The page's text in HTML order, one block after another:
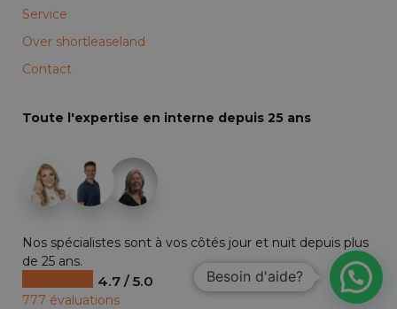
Service
Over shortleaseland
Contact
Toute l'expertise en interne depuis 25 ans
Nos spécialistes sont à vos côtés jour et nuit depuis plus
de 25 ans.
4.7 / 5.0
777 évaluations
Besoin d'aide?